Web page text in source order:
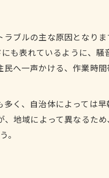
知り静音対策を徹底しよう
マフや耳栓の活用方法
草刈機の騒音比較ポイント
隣トラブルを防ぐアイデア
行うポイント
ブルの主な原因となり
も表れているように、
へ一声かける、作業時
く、自治体によっては
地域によって異なるた
。